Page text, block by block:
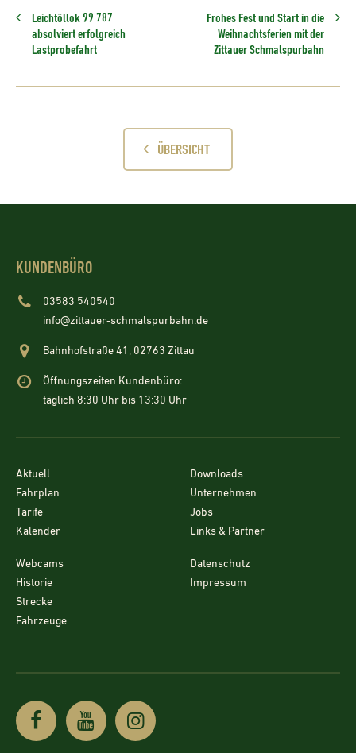
Leichtöllok 99 787
absolviert erfolgreich
Lastprobefahrt
Frohes Fest und Start in die
Weihnachtsferien mit der
Zittauer Schmalspurbahn
ÜBERSICHT
KUNDENBÜRO
03583 540540
info@zittauer-schmalspurbahn.de
Bahnhofstraße 41, 02763 Zittau
Öffnungszeiten Kundenbüro:
täglich 8:30 Uhr bis 13:30 Uhr
Aktuell
Fahrplan
Tarife
Kalender
Downloads
Unternehmen
Jobs
Links & Partner
Webcams
Historie
Strecke
Fahrzeuge
Datenschutz
Impressum